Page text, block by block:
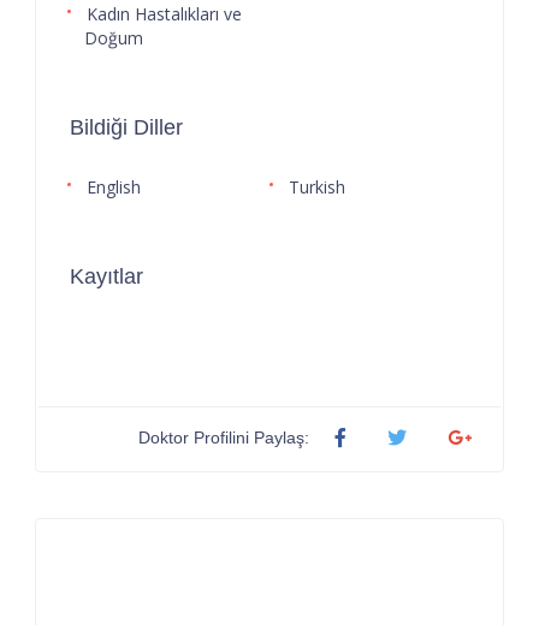
Kadın Hastalıkları ve
Doğum
Bildiği Diller
English Turkish
Kayıtlar
Doktor Profilini Paylaş: